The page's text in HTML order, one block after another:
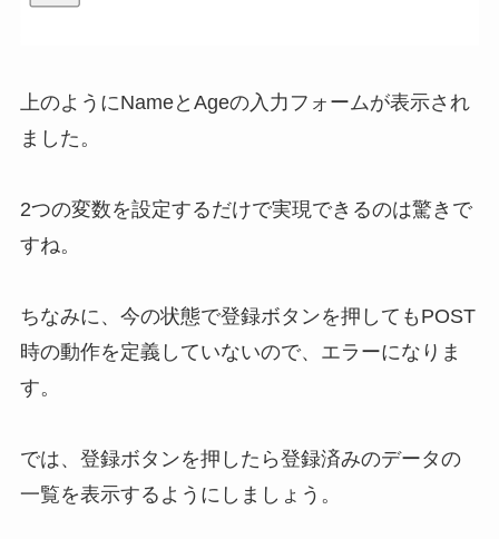
上のようにNameとAgeの入力フォームが表示され
ました。
2つの変数を設定するだけで実現できるのは驚きで
すね。
ちなみに、今の状態で登録ボタンを押してもPOST
時の動作を定義していないので、エラーになりま
す。
では、登録ボタンを押したら登録済みのデータの
一覧を表示するようにしましょう。